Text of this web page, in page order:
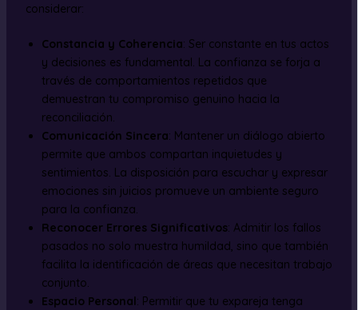
considerar:
Constancia y Coherencia: Ser constante en tus actos
y decisiones es fundamental. La confianza se forja a
través de comportamientos repetidos que
demuestran tu compromiso genuino hacia la
reconciliación.
Comunicación Sincera: Mantener un diálogo abierto
permite que ambos compartan inquietudes y
sentimientos. La disposición para escuchar y expresar
emociones sin juicios promueve un ambiente seguro
para la confianza.
Reconocer Errores Significativos: Admitir los fallos
pasados no solo muestra humildad, sino que también
facilita la identificación de áreas que necesitan trabajo
conjunto.
Espacio Personal: Permitir que tu expareja tenga